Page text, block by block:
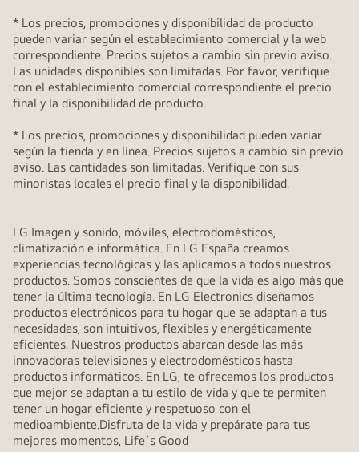
* Los precios, promociones y disponibilidad de producto
pueden variar según el establecimiento comercial y la web
correspondiente. Precios sujetos a cambio sin previo aviso.
Las unidades disponibles son limitadas. Por favor, verifique
con el establecimiento comercial correspondiente el precio
final y la disponibilidad de producto.
* Los precios, promociones y disponibilidad pueden variar
según la tienda y en línea. Precios sujetos a cambio sin previo
aviso. Las cantidades son limitadas. Verifique con sus
minoristas locales el precio final y la disponibilidad.
LG Imagen y sonido, móviles, electrodomésticos,
climatización e informática. En LG España creamos
experiencias tecnológicas y las aplicamos a todos nuestros
productos. Somos conscientes de que la vida es algo más que
tener la última tecnología. En LG Electronics diseñamos
productos electrónicos para tu hogar que se adaptan a tus
necesidades, son intuitivos, flexibles y energéticamente
eficientes. Nuestros productos abarcan desde las más
innovadoras televisiones y electrodomésticos hasta
productos informáticos. En LG, te ofrecemos los productos
que mejor se adaptan a tu estilo de vida y que te permiten
tener un hogar eficiente y respetuoso con el
medioambiente.Disfruta de la vida y prepárate para tus
mejores momentos, Life´s Good